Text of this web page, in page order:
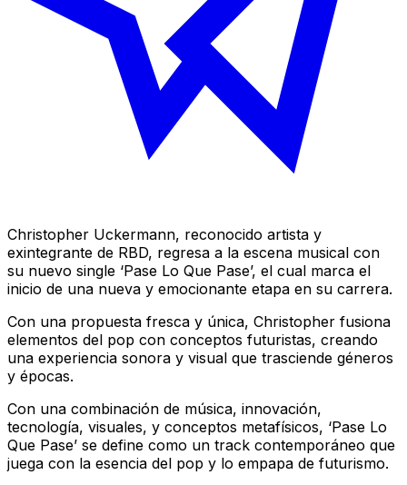
Christopher Uckermann, reconocido artista y
exintegrante de RBD, regresa a la escena musical con
su nuevo single ‘Pase Lo Que Pase’, el cual marca el
inicio de una nueva y emocionante etapa en su carrera.
Con una propuesta fresca y única, Christopher fusiona
elementos del pop con conceptos futuristas, creando
una experiencia sonora y visual que trasciende géneros
y épocas.
Con una combinación de música, innovación,
tecnología, visuales, y conceptos metafísicos, ‘Pase Lo
Que Pase’ se define como un track contemporáneo que
juega con la esencia del pop y lo empapa de futurismo.